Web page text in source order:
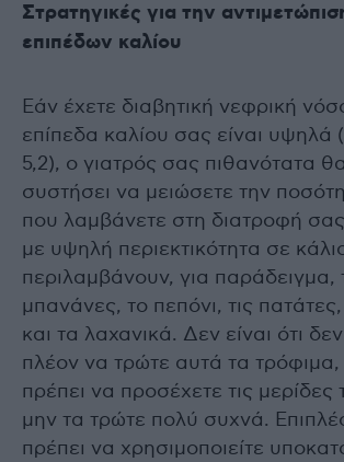
Στρατηγικές για την
επιπέδων καλίου
Εάν έχετε διαβητική νεφρική
επίπεδα καλίου σας είναι
5,2), ο γιατρός σας πιθανότατα
συστήσει να μειώσετε την
που λαμβάνετε στη διατροφή
με υψηλή περιεκτικότητα σε
περιλαμβάνουν, για παράδειγμα,
μπανάνες, το πεπόνι, τις πατάτες,
και τα λαχανικά. Δεν είναι ότι
πλέον να τρώτε αυτά τα
πρέπει να προσέχετε τις μερίδες
μην τα τρώτε πολύ συχνά.
πρέπει να χρησιμοποιείτε